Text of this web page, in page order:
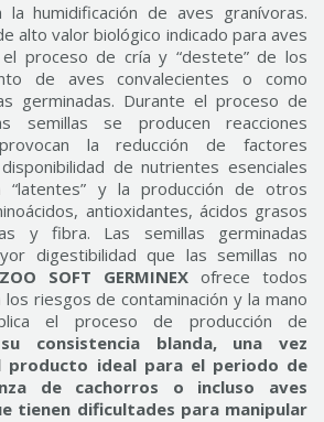
humidificación de aves granívoras.
alto valor biológico indicado para aves
proceso de cría y “destete” de los
de aves convalecientes o como
germinadas. Durante el proceso de
semillas se producen reacciones
la reducción de factores
de nutrientes esenciales
“latentes” y la producción de otros
antioxidantes, ácidos grasos
y fibra. Las semillas germinadas
digestibilidad que las semillas no
SOFT GERMINEX ofrece todos
riesgos de contaminación y la mano
el proceso de producción de
consistencia blanda, una vez
producto ideal para el periodo de
de cachorros o incluso aves
tienen dificultades para manipular